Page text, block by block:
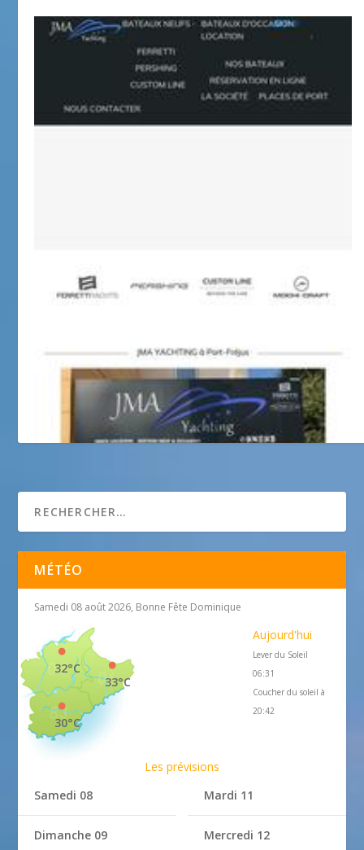
Jma Yachting – Yacht charter
MÉTÉO
Samedi 08 août 2026, Bonne Fête Dominique
33°C
32°C
30°C
Aujourd'hui
Lever du Soleil
06:31
Coucher du soleil à
20:42
Les prévisions
Samedi 08
Dimanche 09
Mardi 11
Mercredi 12